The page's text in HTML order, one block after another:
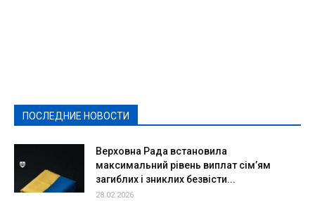
ПОСЛЕДНИЕ НОВОСТИ
Верховна Рада встановила
максимальний рівень виплат сім’ям
загиблих і зниклих безвісти...
28.02.2026